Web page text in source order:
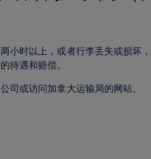
小时以上，或者行李丢失或损坏
待遇和赔偿。
司或访问加拿大运输局的网站。